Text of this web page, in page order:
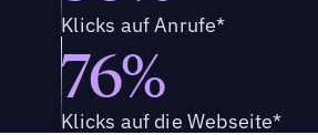
Klicks auf Anrufe*
76%
Klicks auf die Webseite*